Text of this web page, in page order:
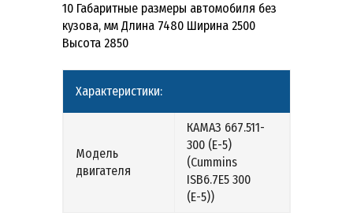
10 Габаритные размеры автомобиля без
кузова, мм Длина 7480 Ширина 2500
Высота 2850
Характеристики:
Модель
двигателя
КАМАЗ 667.511-
300 (Е-5)
(Cummins
ISB6.7E5 300
(Е-5))